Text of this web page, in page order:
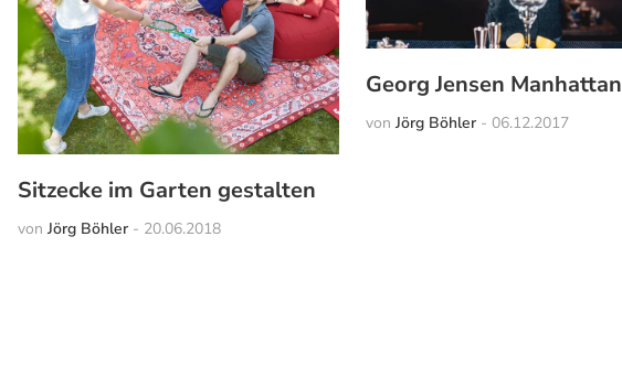
Sitzecke im Garten gestalten
von Jörg Böhler - 20.06.2018
Georg Jensen Manhattan
von Jörg Böhler- 06.12.2017